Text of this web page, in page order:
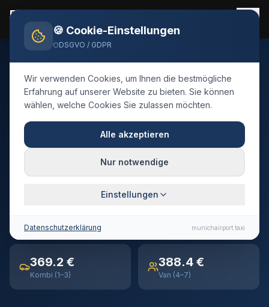
Flughafen München Taxi
Flughafentransfer 24/7
🇦🇹Österreich·Bezirk Innsbruck-Land, Tirol
TaxiHall in Tirol→
Flughafen München
Festpreis-Transfer · 172 km · ca. 115 Min. Fahrtzeit
369.2 €
Kombi (1–3)
388.4 €
Van (4–7)
🍪 Cookie-Einstellungen
DSGVO / GDPR
Wir verwenden Cookies, um Ihnen die bestmögliche
Erfahrung auf unserer Website zu bieten. Sie können
wählen, welche Cookies Sie zulassen möchten.
Alle akzeptieren
Nur notwendige
Einstellungen
Datenschutzerklärung munichairport.taxi